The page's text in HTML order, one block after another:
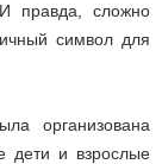
правда, сложно
символ для
организована
дети и взрослые